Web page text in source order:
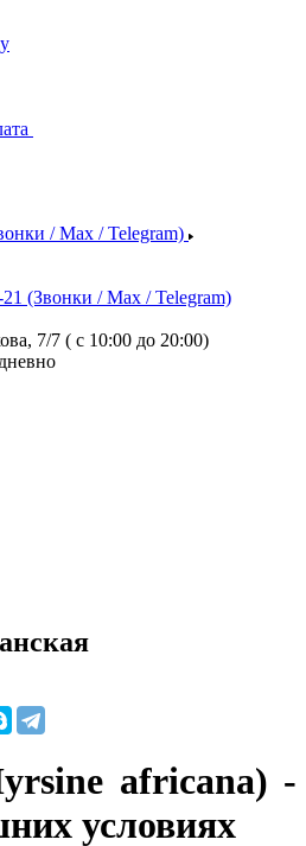
/ Max / Telegram)
(Звонки / Max / Telegram)
7/7 ( с 10:00 до 20:00)
africana) -
условиях